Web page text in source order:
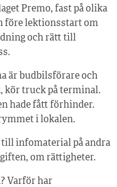
Premo, fast på olika
före lektionsstart om
och rätt till
är budbilsförare och
kör truck på terminal.
hade fått förhinder.
i lokalen.
till infomaterial på andra
om rättigheter.
Varför har